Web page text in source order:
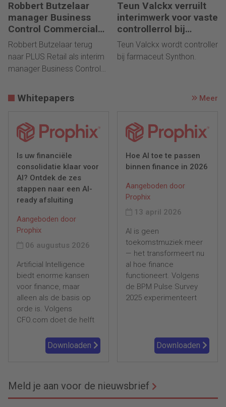
Robbert Butzelaar
manager Business
Control Commercial
bij PLUS Retail
Robbert Butzelaar terug
naar PLUS Retail als interim
manager Business Control
Teun Valckx verruilt
interimwerk voor vaste
controllerrol bij
Synthon
Teun Valckx wordt controller
bij farmaceut Synthon.
Whitepapers Meer
Is uw financiële
consolidatie klaar voor
AI? Ontdek de zes
stappen naar een AI-
ready afsluiting
Aangeboden door
Prophix
06 augustus 2026
Artificial Intelligence
biedt enorme kansen
voor finance, maar
alleen als de basis op
orde is. Volgens
CFO.com doet de helft
Downloaden
Hoe AI toe te passen
binnen finance in 2026
Aangeboden door
Prophix
13 april 2026
AI is geen
toekomstmuziek meer
— het transformeert nu
al hoe finance
functioneert. Volgens
de BPM Pulse Survey
2025 experimenteert
Downloaden
Meld je aan voor de nieuwsbrief